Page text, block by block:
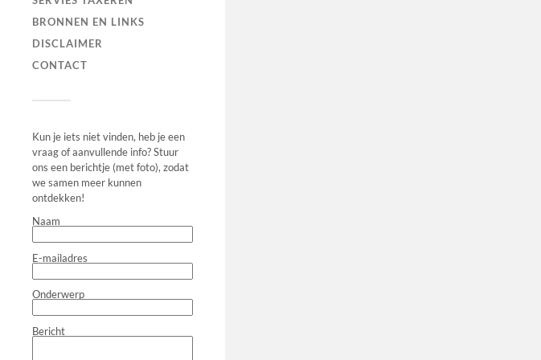
BRONNEN EN LINKS
DISCLAIMER
CONTACT
Kun je iets niet vinden, heb je een
vraag of aanvullende info? Stuur
ons een berichtje (met foto), zodat
we samen meer kunnen
ontdekken!
Naam
E-mailadres
Onderwerp
Bericht